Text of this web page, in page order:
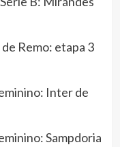
Remo: etapa 3
Inter de
Sampdoria